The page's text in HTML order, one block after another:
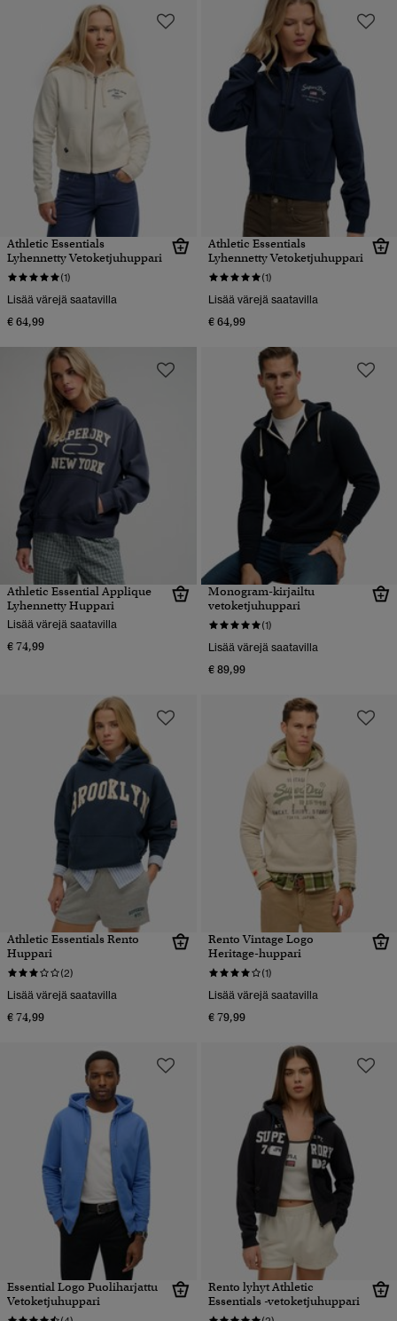
Athletic Essentials
Lyhennetty Vetoketjuhuppari
(1)
Lisää värejä saatavilla
€ 64,99
Athletic Essentials
Lyhennetty Vetoketjuhuppari
(1)
Lisää värejä saatavilla
€ 64,99
Athletic Essential Applique
Lyhennetty Huppari
Lisää värejä saatavilla
€ 74,99
Monogram-kirjailtu
vetoketjuhuppari
(1)
Lisää värejä saatavilla
€ 89,99
Athletic Essentials Rento
Huppari
(2)
Lisää värejä saatavilla
€ 74,99
Rento Vintage Logo
Heritage-huppari
(1)
Lisää värejä saatavilla
€ 79,99
Essential Logo Puoliharjattu
Vetoketjuhuppari
Rento lyhyt Athletic
Essentials -vetoketjuhuppari